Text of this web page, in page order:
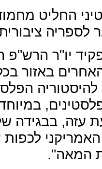
החליט
בתפקיד יו"ר
באזור
עזה, בבגידה
לכפות
המאה".